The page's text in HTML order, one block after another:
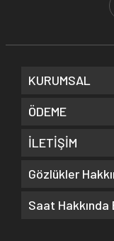
KURUMSAL
ÖDEME
İLETİŞİM
Gözlükler
Saat Hakkında